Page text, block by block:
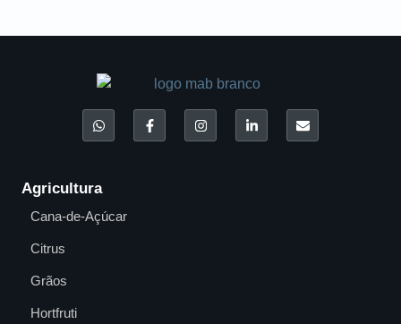
Agricultura
Cana-de-Açúcar
Citrus
Grãos
Hortfruti